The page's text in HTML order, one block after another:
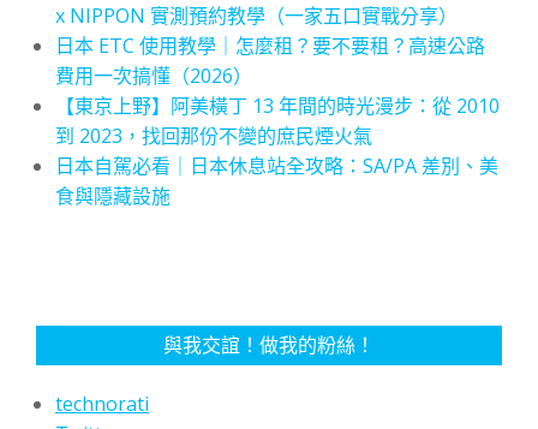
x NIPPON 實測預約教學（一家五口實戰分享）
日本 ETC 使用教學｜怎麼租？要不要租？高速公路
費用一次搞懂（2026）
【東京上野】阿美橫丁 13 年間的時光漫步：從 2010
到 2023，找回那份不變的庶民煙火氣
日本自駕必看｜日本休息站全攻略：SA/PA 差別、美
食與隱藏設施
與我交誼！做我的粉絲！
technorati